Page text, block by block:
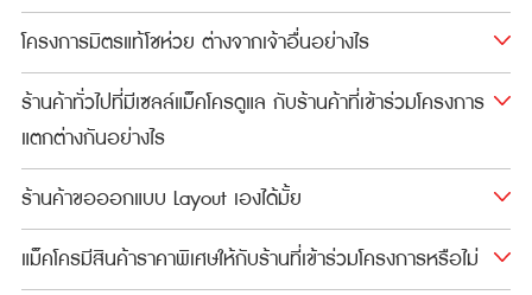
โครงการมิตรแท้โชห่วย ต่างจากเจ้าอื่นอย่างไร
ร้านค้าทั่วไปที่มีเซลล์แม็คโครดูแล กับร้านค้าที่เข้าร่วมโครงการ
แตกต่างกันอย่างไร​
ร้านค้าขอออกแบบ Layout เองได้มั้ย
แม็คโครมีสินค้าราคาพิเศษให้กับร้านที่เข้าร่วมโครงการหรือไม่